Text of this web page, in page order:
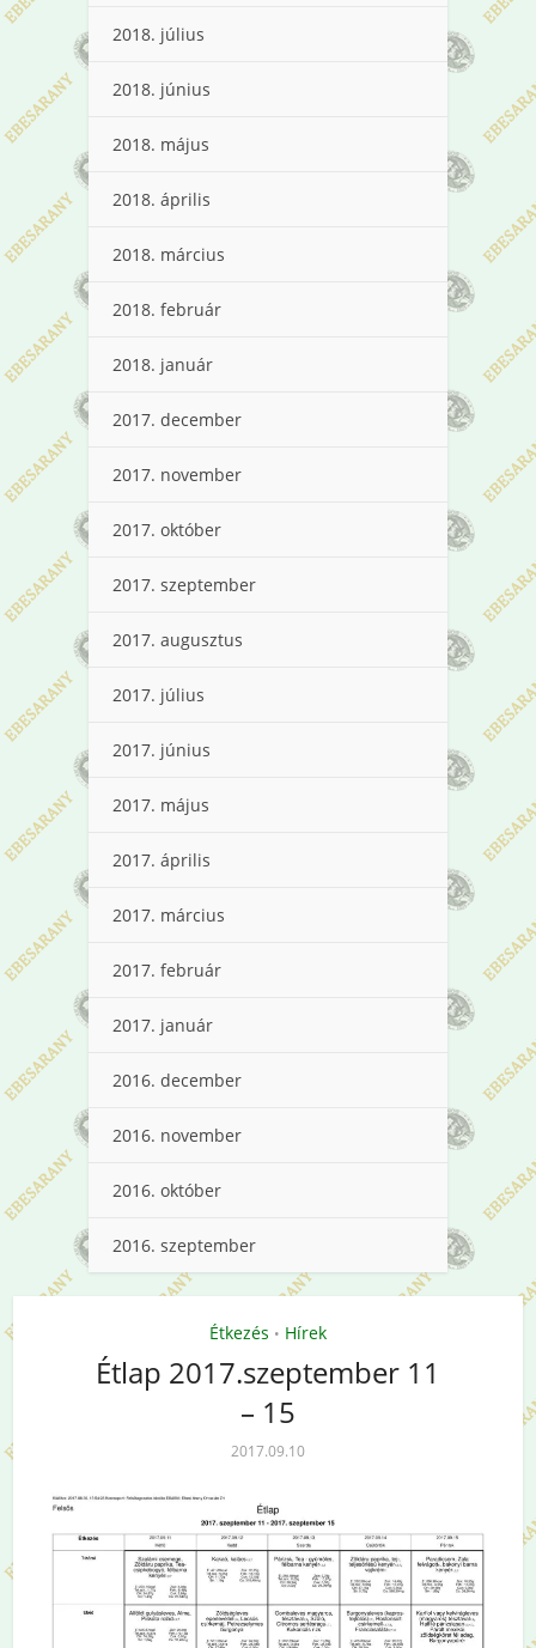
2018. július
2018. június
2018. május
2018. április
2018. március
2018. február
2018. január
2017. december
2017. november
2017. október
2017. szeptember
2017. augusztus
2017. július
2017. június
2017. május
2017. április
2017. március
2017. február
2017. január
2016. december
2016. november
2016. október
2016. szeptember
Étkezés • Hírek
Étlap 2017.szeptember 11
– 15
2017.09.10